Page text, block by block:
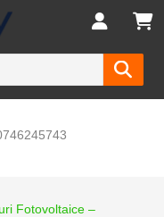
Fotovoltaice –